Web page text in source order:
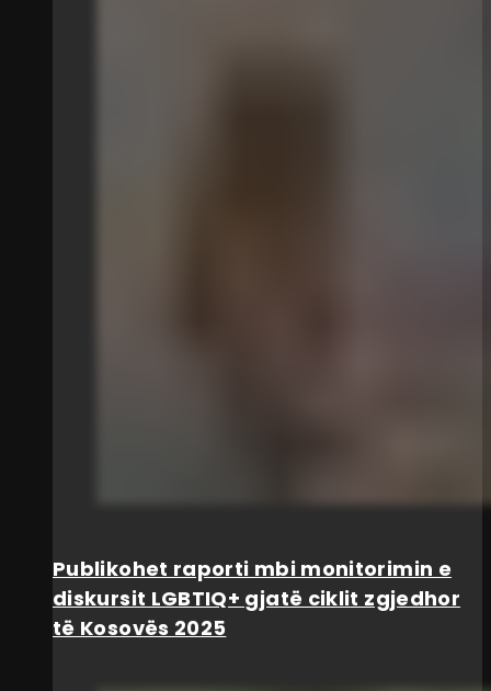
Publikohet raporti mbi monitorimin e
diskursit LGBTIQ+ gjatë ciklit zgjedhor
të Kosovës 2025